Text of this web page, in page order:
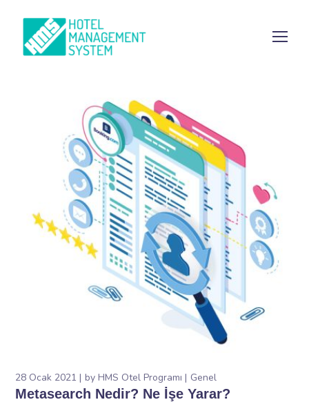
28 Ocak 2021 byHMS Otel Programı Genel
Metasearch Nedir? Ne İşe Yarar?